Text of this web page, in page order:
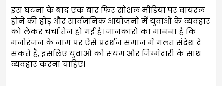
इस घटना के बाद एक बार फिर सोशल मीडिया पर वायरल
होने की होड़ और सार्वजनिक आयोजनों में युवाओं के व्यवहार
को लेकर चर्चा तेज हो गई है। जानकारों का मानना है कि
मनोरंजन के नाम पर ऐसे प्रदर्शन समाज में गलत संदेश दे
सकते हैं, इसलिए युवाओं को संयम और जिम्मेदारी के साथ
व्यवहार करना चाहिए।